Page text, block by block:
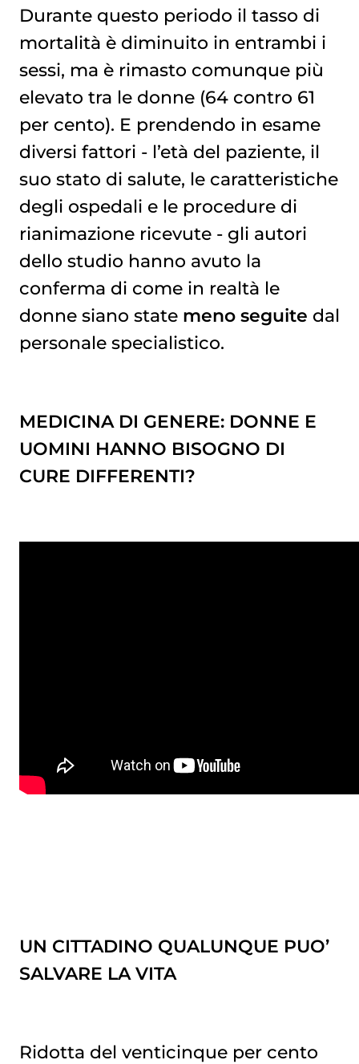
Durante questo periodo il tasso di
mortalità è diminuito in entrambi i
sessi, ma è rimasto comunque più
elevato tra le donne (64 contro 61
per cento). E prendendo in esame
diversi fattori - l’età del paziente, il
suo stato di salute, le caratteristiche
degli ospedali e le procedure di
rianimazione ricevute - gli autori
dello studio hanno avuto la
conferma di come in realtà le
donne siano state meno seguite dal
personale specialistico.
MEDICINA DI GENERE: DONNE E
UOMINI HANNO BISOGNO DI
CURE DIFFERENTI?
UN CITTADINO QUALUNQUE PUO’
SALVARE LA VITA
Ridotta del venticinque per cento